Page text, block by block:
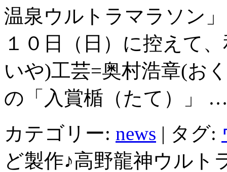
温泉ウルトラマラソン
１０日（日）に控えて
いや)工芸=奥村浩章(お
の「入賞楯（たて）」
カテゴリー: news | タグ:
ど製作♪高野龍神ウルト